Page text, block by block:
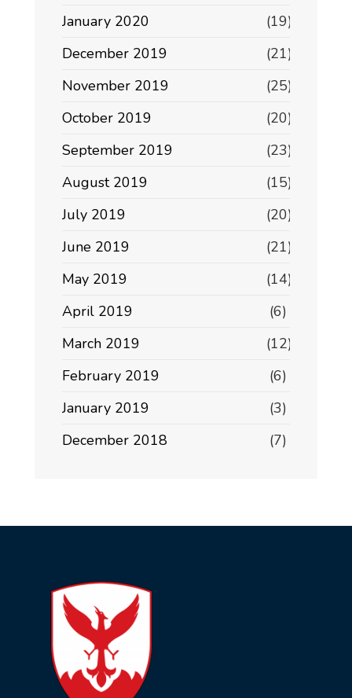
January 2020
(19)
December 2019
(21)
November 2019
(25)
October 2019
(20)
September 2019
(23)
August 2019
(15)
July 2019
(20)
June 2019
(21)
May 2019
(14)
April 2019
(6)
March 2019
(12)
February 2019
(6)
January 2019
(3)
December 2018
(7)